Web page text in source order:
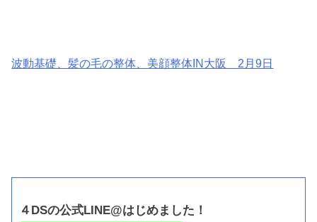
波動基礎、髪の毛の整体、美顔整体IN大阪 2月9日
４DSの公式LINE@はじめました！